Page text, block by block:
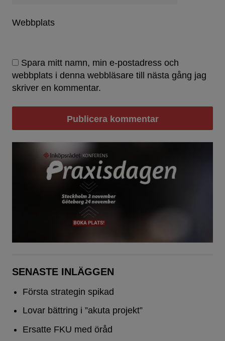
Webbplats
Spara mitt namn, min e-postadress och
webbplats i denna webbläsare till nästa gång jag
skriver en kommentar.
SENASTE INLÄGGEN
Första strategin spikad
Lovar bättring i ”akuta projekt”
Ersatte FKU med öråd